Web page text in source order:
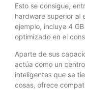
Esto se consigue,
hardware superior al
ejemplo, incluye 4
optimizado en el
Aparte de sus
actúa como un
inteligentes que se
cosas, ofrece